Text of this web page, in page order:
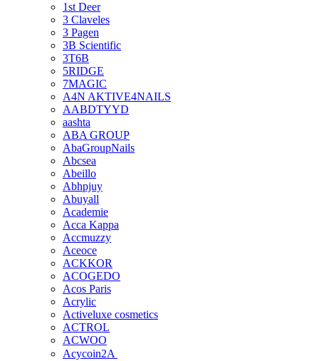
1st Deer
3 Claveles
3 Pagen
3B Scientific
3T6B
5RIDGE
7MAGIC
A4N AKTIVE4NAILS
AABDTYYD
aashta
ABA GROUP
AbaGroupNails
Abcsea
Abeillo
Abhpjuy
Abuyall
Academie
Acca Kappa
Accmuzzy
Aceoce
ACKKOR
ACOGEDO
Acos Paris
Acrylic
Activeluxe cosmetics
ACTROL
ACWOO
Acycoin2A ㅤ